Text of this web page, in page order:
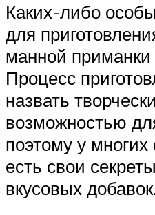
Каких-либо
для
манной приманки
Процесс
назвать
возможностью
поэтому у
есть свои
вкусовых